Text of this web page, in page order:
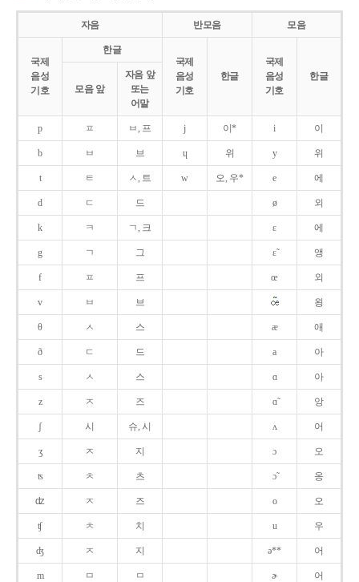
자음 반모음 모음
국제
음성
기호
한글
국제
음성
기호
한글
국제
음성
기호
한글
모음 앞
자음 앞
또는
어말
p ㅍ ㅂ, 프 j 이* i 이
b ㅂ 브 ɥ 위 y 위
t ㅌ ㅅ, 트 w 오, 우* e 에
d ㄷ 드 ø 외
k ㅋ ㄱ, 크 ɛ 에
g ㄱ 그 ɛ̃ 앵
f ㅍ 프 œ 외
v ㅂ 브 욍
θ ㅅ 스 æ 애
ð ㄷ 드 a 아
s ㅅ 스 ɑ 아
z ㅈ 즈 ɑ̃ 앙
ʃ 시 슈, 시 ʌ 어
ʒ ㅈ 지 ɔ 오
ʦ ㅊ 츠 ɔ̃ 옹
ʣ ㅈ 즈 o 오
ʧ ㅊ 치 u 우
ʤ ㅈ 지 ə** 어
m ㅁ ㅁ ɚ 어